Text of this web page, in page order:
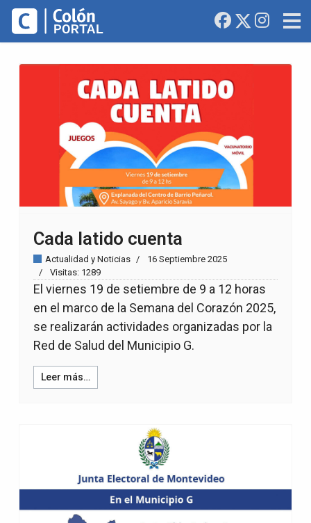
Cada latido cuenta
Actualidad y Noticias
16 Septiembre 2025
Visitas: 1289
El viernes 19 de setiembre de 9 a 12 horas
en el marco de la Semana del Corazón 2025,
se realizarán actividades organizadas por la
Red de Salud del Municipio G.
Leer más…